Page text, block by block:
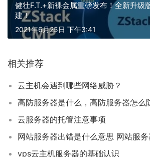
健壮F.T.+新裸金属重磅发布！全新升级
建！
2021年6月25日 下午3:41
相关推荐
云主机会遇到哪些网络威胁？
高防服务器是什么，高防服务器怎么
云服务器的托管注意事项
网站服务器出错是什么意思 网站服
vps云主机服务器的基础认识